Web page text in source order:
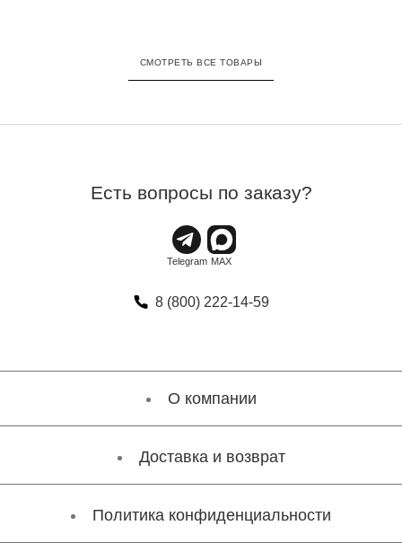
СМОТРЕТЬ ВСЕ ТОВАРЫ
Есть вопросы по заказу?
8 (800) 222-14-59
О компании
Доставка и возврат
Политика конфиденциальности